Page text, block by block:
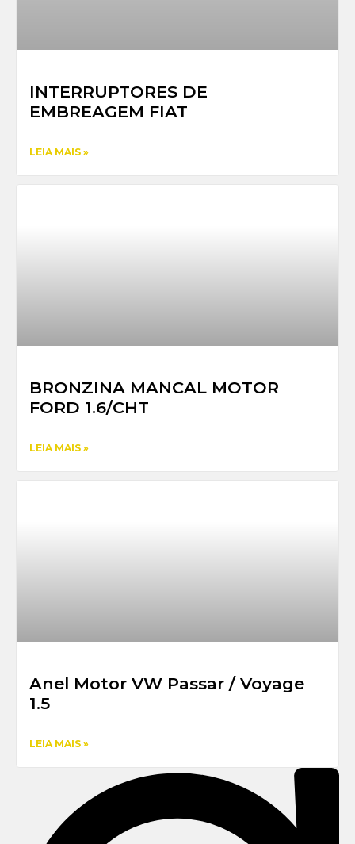
INTERRUPTORES DE
EMBREAGEM FIAT
LEIA MAIS »
BRONZINA MANCAL MOTOR
FORD 1.6/CHT
LEIA MAIS »
Anel Motor VW Passar / Voyage
1.5
LEIA MAIS »